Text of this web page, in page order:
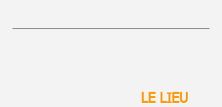
LE LIEU